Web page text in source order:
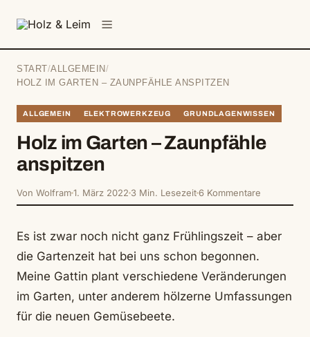
START /ALLGEMEIN/
HOLZ IM GARTEN – ZAUNPFÄHLE ANSPITZEN
ALLGEMEIN ELEKTROWERKZEUG GRUNDLAGENWISSEN
Holz im Garten – Zaunpfähle
anspitzen
Von Wolfram1. März 2022 3 Min. Lesezeit6 Kommentare
Es ist zwar noch nicht ganz Frühlingszeit – aber
die Gartenzeit hat bei uns schon begonnen.
Meine Gattin plant verschiedene Veränderungen
im Garten, unter anderem hölzerne Umfassungen
für die neuen Gemüsebeete.